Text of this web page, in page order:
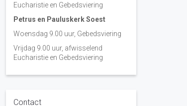
Eucharistie en Gebedsviering
Petrus en Pauluskerk Soest
Woensdag 9.00 uur, Gebedsviering
Vrijdag 9.00 uur, afwisselend
Eucharistie en Gebedsviering
Contact